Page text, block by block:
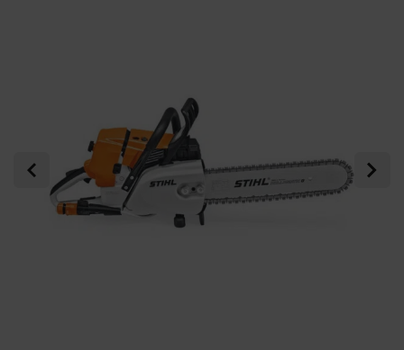
Previous Next